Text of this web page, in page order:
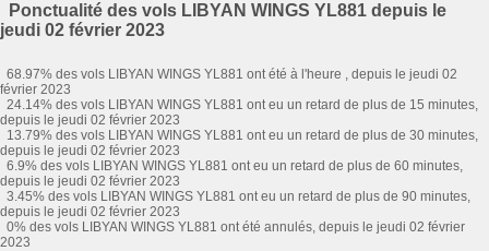
Ponctualité des vols LIBYAN WINGS YL881 depuis le
jeudi 02 février 2023
68.97% des vols LIBYAN WINGS YL881 ont été à l'heure , depuis le jeudi 02
février 2023
24.14% des vols LIBYAN WINGS YL881 ont eu un retard de plus de 15 minutes,
depuis le jeudi 02 février 2023
13.79% des vols LIBYAN WINGS YL881 ont eu un retard de plus de 30 minutes,
depuis le jeudi 02 février 2023
6.9% des vols LIBYAN WINGS YL881 ont eu un retard de plus de 60 minutes,
depuis le jeudi 02 février 2023
3.45% des vols LIBYAN WINGS YL881 ont eu un retard de plus de 90 minutes,
depuis le jeudi 02 février 2023
0% des vols LIBYAN WINGS YL881 ont été annulés, depuis le jeudi 02 février
2023